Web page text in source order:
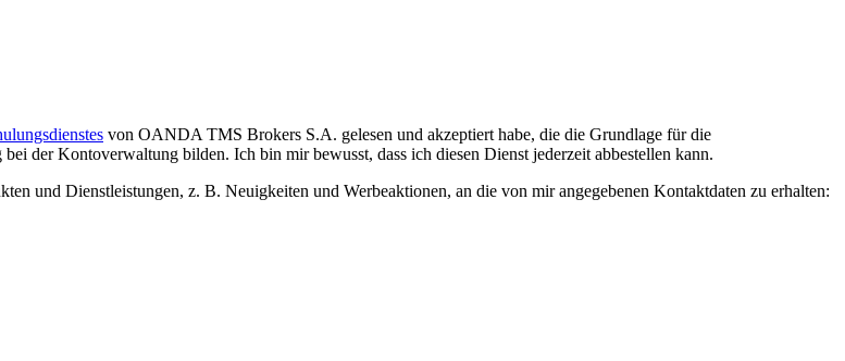
von OANDA TMS Brokers S.A. gelesen und akzeptiert habe, die die Grundlage für die
der Kontoverwaltung bilden. Ich bin mir bewusst, dass ich diesen Dienst jederzeit abbestellen kann.
und Dienstleistungen, z. B. Neuigkeiten und Werbeaktionen, an die von mir angegebenen Kontaktdaten zu erhalten: